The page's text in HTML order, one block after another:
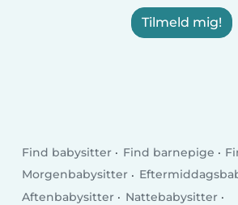
Tilmeld mig!
Find babysitter Find barnepige
Morgenbabysitter
Aftenbabysitter
Nattebabysitter